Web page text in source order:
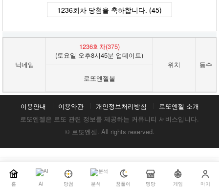
1236회차 당첨을 축하합니다. (45)
닉네임
1236회차(375)
(토요일 오후8시45분 업데이트)
위치
등수
로또엔젤볼
이용안내 이용약관 개인정보처리방침
로또엔젤 소개
로또엔젤은 로또 관련 정보를 제공하는 커뮤니티 서비스입니다.
© 로또엔젤. All rights reserved.
홈 AI 당첨 분석 꿈풀이 명당 게임 마이